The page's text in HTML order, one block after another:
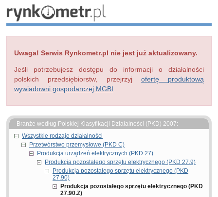
Uwaga! Serwis Rynkometr.pl nie jest już aktualizowany.
Jeśli potrzebujesz dostępu do informacji o działalności
polskich przedsiębiorstw, przejrzyj ofertę produktową
wywiadowni gospodarczej MGBI
Branże według Polskiej Klasyfikacji Działalności (PKD) 2007:
Wszystkie rodzaje działalności
Przetwórstwo przemysłowe (PKD C)
Produkcja urządzeń elektrycznych (PKD 27)
Produkcja pozostałego sprzętu elektrycznego (PKD 27.9)
Produkcja pozostałego sprzętu elektrycznego (PKD
27.90)
Produkcja pozostałego sprzętu elektrycznego (PKD
27.90.Z)